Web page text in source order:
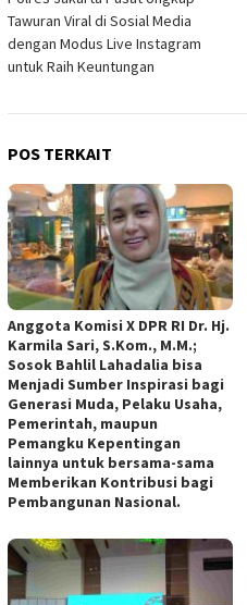
pos
Tawuran Viral di Sosial Media
dengan Modus Live Instagram
untuk Raih Keuntungan
POS TERKAIT
Anggota Komisi X DPR RI Dr. Hj.
Karmila Sari, S.Kom., M.M.;
Sosok Bahlil Lahadalia bisa
Menjadi Sumber Inspirasi bagi
Generasi Muda, Pelaku Usaha,
Pemerintah, maupun
Pemangku Kepentingan
lainnya untuk bersama-sama
Memberikan Kontribusi bagi
Pembangunan Nasional.